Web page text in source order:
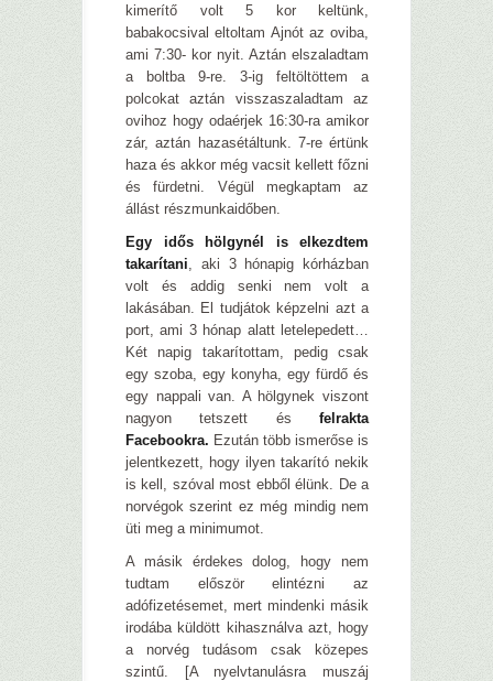
kimerítő volt 5 kor keltünk,
babakocsival eltoltam Ajnót az oviba,
ami 7:30- kor nyit. Aztán elszaladtam
a boltba 9-re. 3-ig feltöltöttem a
polcokat aztán visszaszaladtam az
ovihoz hogy odaérjek 16:30-ra amikor
zár, aztán hazasétáltunk. 7-re értünk
haza és akkor még vacsit kellett főzni
és fürdetni. Végül megkaptam az
állást részmunkaidőben.
Egy idős hölgynél is elkezdtem
takarítani , aki 3 hónapig kórházban
volt és addig senki nem volt a
lakásában. El tudjátok képzelni azt a
port, ami 3 hónap alatt letelepedett…
Két napig takarítottam, pedig csak
egy szoba, egy konyha, egy fürdő és
egy nappali van. A hölgynek viszont
nagyon tetszett és felrakta
Facebookra. Ezután több ismerőse is
jelentkezett, hogy ilyen takarító nekik
is kell, szóval most ebből élünk. De a
norvégok szerint ez még mindig nem
üti meg a minimumot.
A másik érdekes dolog, hogy nem
tudtam először elintézni az
adófizetésemet, mert mindenki másik
irodába küldött kihasználva azt, hogy
a norvég tudásom csak közepes
szintű. [A nyelvtanulásra muszáj